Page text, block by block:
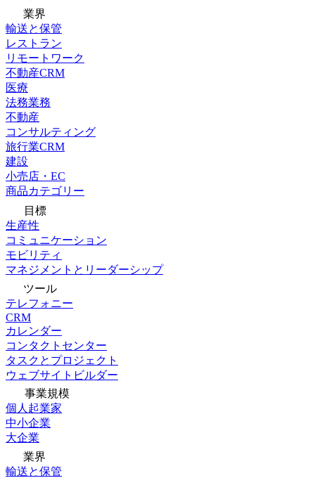
業界
輸送と保管
レストラン
リモートワーク
不動産CRM
医療
法務業務
不動産
コンサルティング
旅行業CRM
建設
小売店・EC
商品カテゴリー
目標
生産性
コミュニケーション
モビリティ
マネジメントとリーダーシップ
ツール
テレフォニー
CRM
カレンダー
コンタクトセンター
タスクとプロジェクト
ウェブサイトビルダー
事業規模
個人起業家
中小企業
大企業
業界
輸送と保管